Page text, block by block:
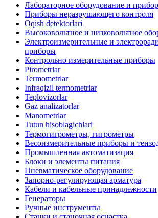
Лабораторное оборудование и
Приборы неразрушающего контроля
Oqish detektorlari
Высоковольтное и низковольтное
Электроизмерительные и
приборы
Контрольно измерительные приборы
Pirometrlar
Termometrlar
Infraqizil termometrlar
Teplovizorlar
Gaz analizatorlar
Manometrlar
Tutun hisoblagichlari
Термогигрометры, гигрометры
Весоизмерительные приборы и
Промышленная автоматизация
Блоки и элементы питания
Пневматическое оборудование
Запорно-регулирующая арматура
Кабели и кабельные принадлежности
Генераторы
Ручные инструменты